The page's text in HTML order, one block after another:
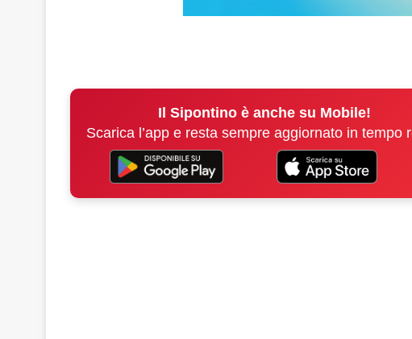
Il Sipontino è anche su Mobile!
Scarica l’app e resta sempre aggiornato in tempo